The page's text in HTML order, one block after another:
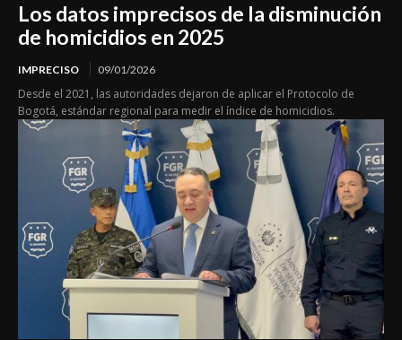
Los datos imprecisos de la disminución
de homicidios en 2025
IMPRECISO 09/01/2026
Desde el 2021, las autoridades dejaron de aplicar el Protocolo de
Bogotá, estándar regional para medir el índice de homicidios.